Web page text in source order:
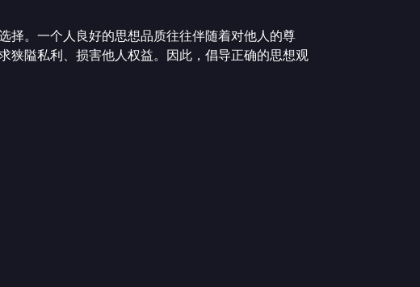
择。一个人良好的思想品质往往伴随着对他人的尊
狭隘私利、损害他人权益。因此，倡导正确的思想观